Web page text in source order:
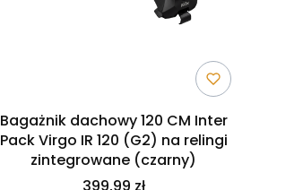
Bagażnik dachowy 120 CM Inter
Pack Virgo IR 120 (G2) na relingi
zintegrowane (czarny)